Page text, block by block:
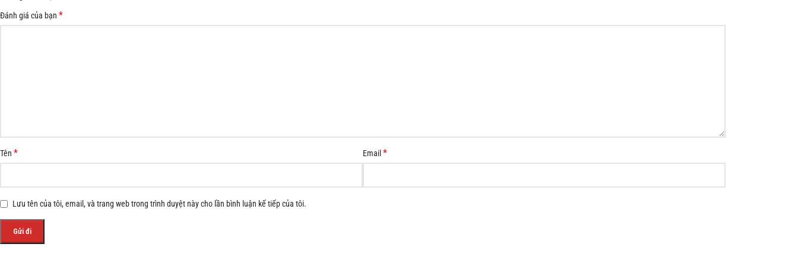
Đánh giá của bạn *
Tên * Email *
Lưu tên của tôi, email, và trang web trong trình duyệt này cho lần bình luận kế tiếp của tôi.